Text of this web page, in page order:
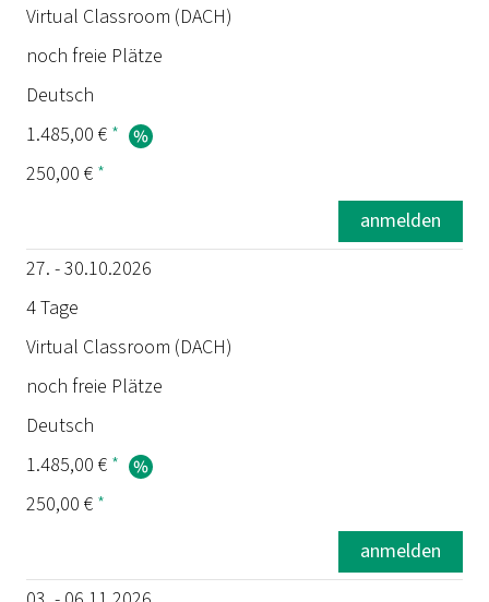
Virtual Classroom (DACH)
noch freie Plätze
Deutsch
1.485,00 € *
250,00 € *
anmelden
27. - 30.10.2026
4 Tage
Virtual Classroom (DACH)
noch freie Plätze
Deutsch
1.485,00 € *
250,00 € *
anmelden